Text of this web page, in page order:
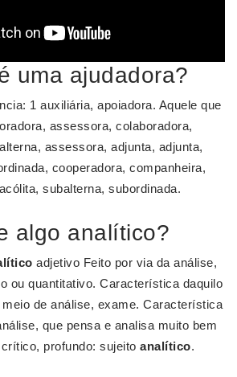
uma ajudadora?
1 auxiliária, apoiadora. Aquele que
assessora, colaboradora,
assessora, adjunta, adjunta,
cooperadora, companheira,
subalterna, subordinada.
algo analítico?
adjetivo Feito por via da análise,
ou quantitativo. Característica daquilo
de análise, exame. Característica
que pensa e analisa muito bem
profundo: sujeitoanalítico.